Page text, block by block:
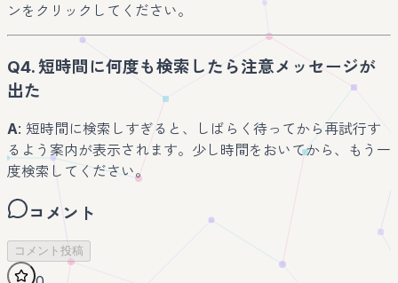
ンをクリックしてください。
Q4. 短時間に何度も検索したら注意メッセージが
出た
A: 短時間に検索しすぎると、しばらく待ってから再試行す
るよう案内が表示されます。少し時間をおいてから、もう一
度検索してください。
コメント
コメント投稿